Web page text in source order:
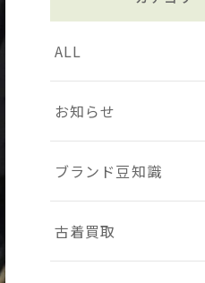
ALL
お知らせ
ブランド豆知識
古着買取